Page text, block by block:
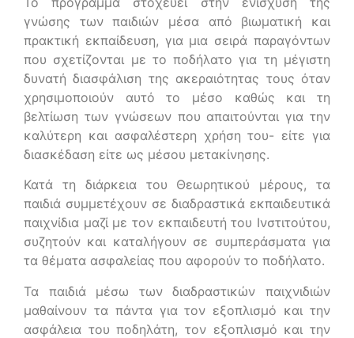
γνώσης των παιδιών μέσα από βιωματική και
πρακτική εκπαίδευση, για μια σειρά παραγόντων
που σχετίζονται με το ποδήλατο για τη μέγιστη
δυνατή διασφάλιση της ακεραιότητας τους όταν
χρησιμοποιούν αυτό το μέσο καθώς και τη
βελτίωση των γνώσεων που απαιτούνται για την
καλύτερη και ασφαλέστερη χρήση του- είτε για
διασκέδαση είτε ως μέσου μετακίνησης.
Κατά τη διάρκεια του Θεωρητικού μέρους, τα
παιδιά συμμετέχουν σε διαδραστικά εκπαιδευτικά
παιχνίδια μαζί με τον εκπαιδευτή του Ινστιτούτου,
συζητούν και καταλήγουν σε συμπεράσματα για
τα θέματα ασφαλείας που αφορούν το ποδήλατο.
Τα παιδιά μέσω των διαδραστικών παιχνιδιών
μαθαίνουν τα πάντα για τον εξοπλισμό και την
ασφάλεια του ποδηλάτη, τον εξοπλισμό και την